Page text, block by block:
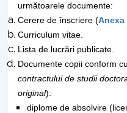
Proiect SU-ETIC
Protecția datelor
UNIVERSITATE pentru
IOSUD/CSUD-Doctorate
următoarele documente:
Cerere de înscriere (Anexa
Curriculum vitae.
Lista de lucrări publicate.
Documente copii conform
contractului de studii
original):
diplome de absolvire